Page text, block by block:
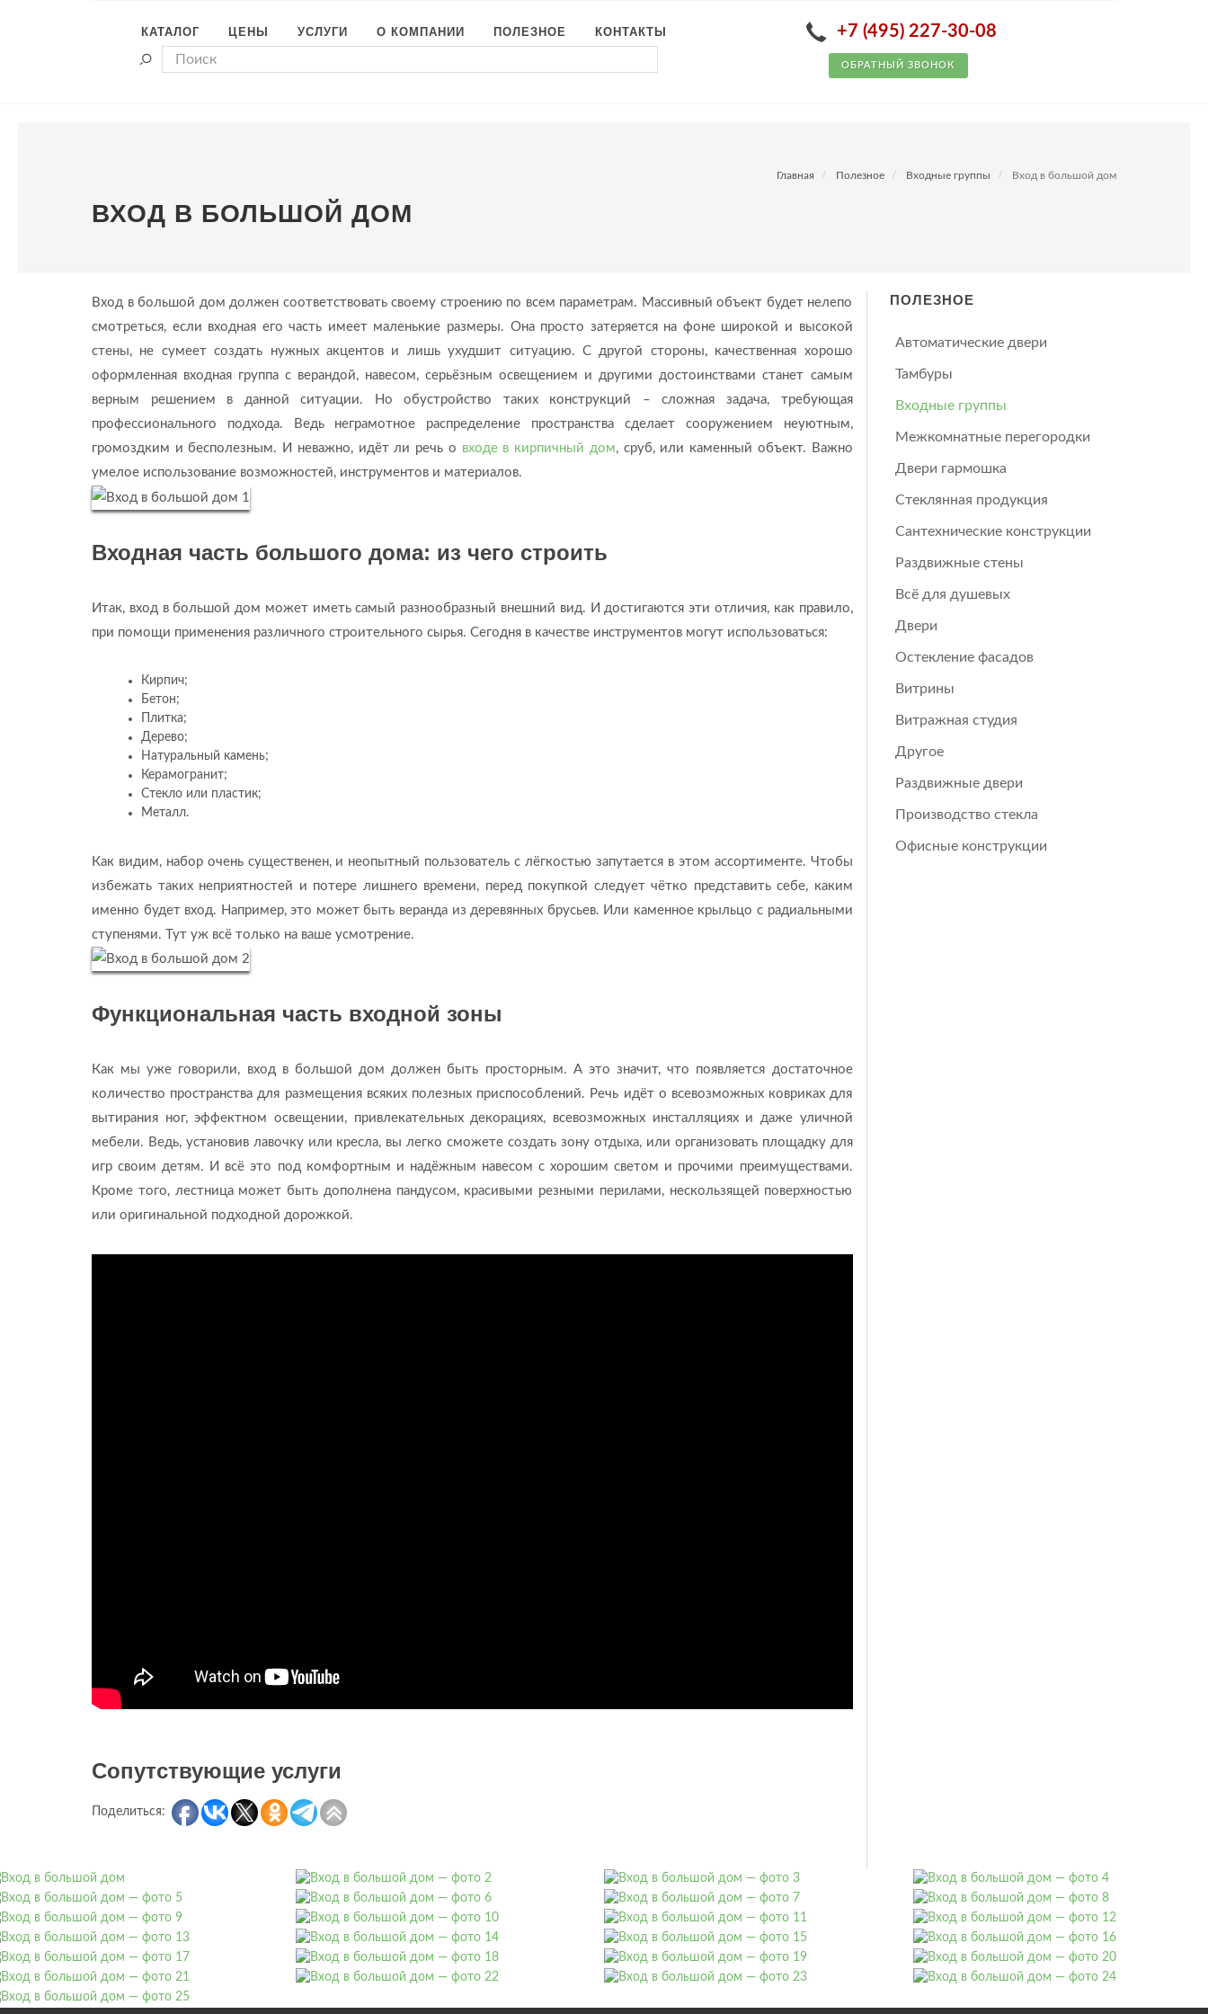
КАТАЛОГ ЦЕНЫ УСЛУГИ О КОМПАНИИ ПОЛЕЗНОЕ КОНТАКТЫ +7 (495) 227-30-08
ОБРАТНЫЙ ЗВОНОК
Главная Полезное Входные группы Вход в большой дом
ВХОД В БОЛЬШОЙ ДОМ
Вход в большой дом должен соответствовать своему строению по всем параметрам. Массивный объект будет нелепо
смотреться, если входная его часть имеет маленькие размеры. Она просто затеряется на фоне широкой и высокой
стены, не сумеет создать нужных акцентов и лишь ухудшит ситуацию. С другой стороны, качественная хорошо
оформленная входная группа с верандой, навесом, серьёзным освещением и другими достоинствами станет самым
верным решением в данной ситуации. Но обустройство таких конструкций – сложная задача, требующая
профессионального подхода. Ведь неграмотное распределение пространства сделает сооружением неуютным,
громоздким и бесполезным. И неважно, идёт ли речь о входе в кирпичный дом, сруб, или каменный объект. Важно
умелое использование возможностей, инструментов и материалов.
Входная часть большого дома: из чего строить
Итак, вход в большой дом может иметь самый разнообразный внешний вид. И достигаются эти отличия, как правило,
при помощи применения различного строительного сырья. Сегодня в качестве инструментов могут использоваться:
Кирпич;
Бетон;
Плитка;
Дерево;
Натуральный камень;
Керамогранит;
Стекло или пластик;
Металл.
Как видим, набор очень существенен, и неопытный пользователь с лёгкостью запутается в этом ассортименте. Чтобы
избежать таких неприятностей и потере лишнего времени, перед покупкой следует чётко представить себе, каким
именно будет вход. Например, это может быть веранда из деревянных брусьев. Или каменное крыльцо с радиальными
ступенями. Тут уж всё только на ваше усмотрение.
Функциональная часть входной зоны
Как мы уже говорили, вход в большой дом должен быть просторным. А это значит, что появляется достаточное
количество пространства для размещения всяких полезных приспособлений. Речь идёт о всевозможных ковриках для
вытирания ног, эффектном освещении, привлекательных декорациях, всевозможных инсталляциях и даже уличной
мебели. Ведь, установив лавочку или кресла, вы легко сможете создать зону отдыха, или организовать площадку для
игр своим детям. И всё это под комфортным и надёжным навесом с хорошим светом и прочими преимуществами.
Кроме того, лестница может быть дополнена пандусом, красивыми резными перилами, нескользящей поверхностью
или оригинальной подходной дорожкой.
Сопутствующие услуги
Поделиться:
ПОЛЕЗНОЕ
Автоматические двери
Тамбуры
Входные группы
Межкомнатные перегородки
Двери гармошка
Стеклянная продукция
Сантехнические конструкции
Раздвижные стены
Всё для душевых
Двери
Остекление фасадов
Витрины
Витражная студия
Другое
Раздвижные двери
Производство стекла
Офисные конструкции